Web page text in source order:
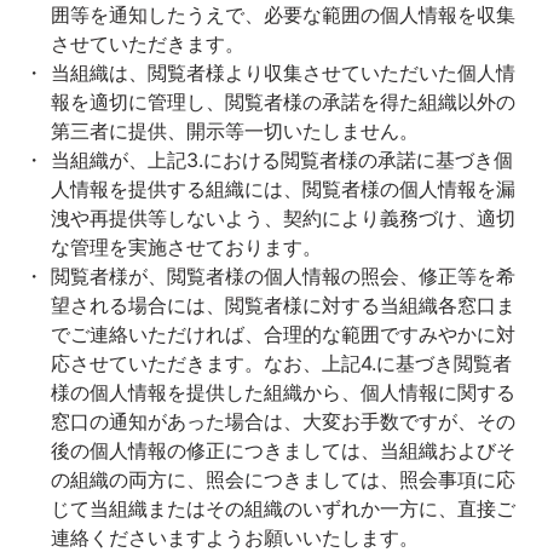
囲等を通知したうえで、必要な範囲の個人情報を収集
させていただきます。
当組織は、閲覧者様より収集させていただいた個人情
報を適切に管理し、閲覧者様の承諾を得た組織以外の
第三者に提供、開示等一切いたしません。
当組織が、上記3.における閲覧者様の承諾に基づき個
人情報を提供する組織には、閲覧者様の個人情報を漏
洩や再提供等しないよう、契約により義務づけ、適切
な管理を実施させております。
閲覧者様が、閲覧者様の個人情報の照会、修正等を希
望される場合には、閲覧者様に対する当組織各窓口ま
でご連絡いただければ、合理的な範囲ですみやかに対
応させていただきます。なお、上記4.に基づき閲覧者
様の個人情報を提供した組織から、個人情報に関する
窓口の通知があった場合は、大変お手数ですが、その
後の個人情報の修正につきましては、当組織およびそ
の組織の両方に、照会につきましては、照会事項に応
じて当組織またはその組織のいずれか一方に、直接ご
連絡くださいますようお願いいたします。